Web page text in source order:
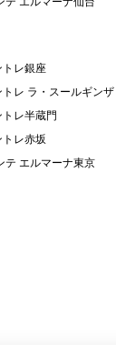
トレ銀座
レ ラ・スールギンザ
レ半蔵門
レ赤坂
テ エルマーナ東京